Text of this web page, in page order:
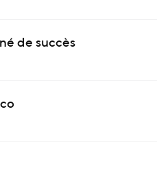
de succès